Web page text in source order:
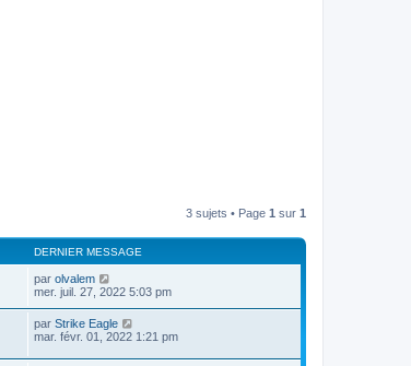
3 sujets • Page 1 sur 1
DERNIER MESSAGE
par olvalem
mer. juil. 27, 2022 5:03 pm
par Strike Eagle
mar. févr. 01, 2022 1:21 pm